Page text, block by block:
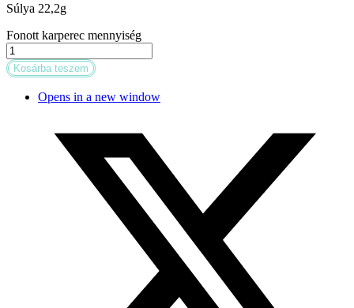
Súlya 22,2g
Fonott karperec mennyiség
Kosárba teszem
Opens in a new window